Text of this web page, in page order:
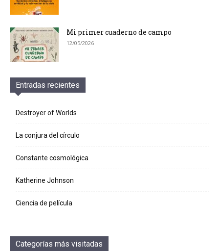
Mi primer cuaderno de campo
12/05/2026
Entradas recientes
Destroyer of Worlds
La conjura del círculo
Constante cosmológica
Katherine Johnson
Ciencia de película
Categorías más visitadas